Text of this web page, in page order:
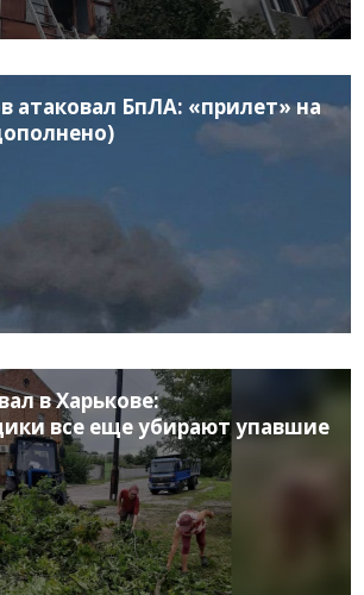
атаковал БпЛА: «прилет» на
в Харькове:
все еще убирают упавшие